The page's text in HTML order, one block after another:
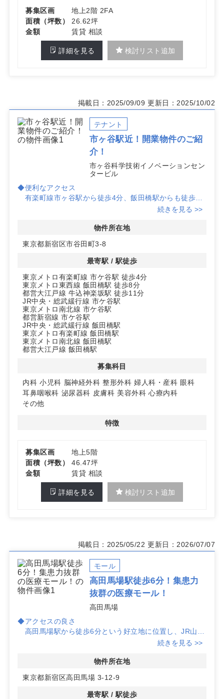
募集区画
地上2階 2FA
面積（坪数）
26.62坪
金額
賃貸 相談
詳細を見る 検討リスト追加
掲載日：2025/09/09 更新日：2025/10/02
テナント
市ヶ谷駅近！開業物件のご紹
介！
市ヶ谷科学技術イノベーションセン
タービル
◆便利なアクセス
有楽町線市ヶ谷駅から徒歩4分、飯田橋駅からも徒歩8
分という好立地です。患者様にとっても通いやすい場所
5階フロアに46坪の広さを確保しています。
クリニックとしての多様なレイアウトが可能で、患者様
◆市ヶ谷科学技術イノベーションセンタービル
このビルは地域のランドマークであり、視認性も高く、
クリニック開業には最適です。
詳細はお問い合わせください！
続きを見る >>
物件所在地
東京都新宿区市谷田町3-8
最寄駅 / 駅徒歩
東京メトロ有楽町線 市ケ谷駅 徒歩4分
東京メトロ東西線 飯田橋駅 徒歩8分
都営大江戸線 牛込神楽坂駅 徒歩11分
JR中央・総武緩行線 市ケ谷駅
東京メトロ南北線 市ケ谷駅
都営新宿線 市ケ谷駅
JR中央・総武緩行線 飯田橋駅
東京メトロ有楽町線 飯田橋駅
東京メトロ南北線 飯田橋駅
都営大江戸線 飯田橋駅
募集科目
内科 小児科 脳神経外科 整形外科 婦人科・産科 眼科
耳鼻咽喉科 泌尿器科 皮膚科 美容外科 心療内科
その他
特徴
募集区画
地上5階
面積（坪数）
46.47坪
金額
賃貸 相談
詳細を見る 検討リスト追加
掲載日：2025/05/22 更新日：2026/07/07
モール
高田馬場駅徒歩6分！集患力
抜群の医療モール！
高田馬場
◆アクセスの良さ
高田馬場駅から徒歩6分という好立地に位置し、JR山手
線や西武新宿線、東京メトロ東西線の利用が可能です。
◆多彩な診療科目対応
内科、小児科、脳神経外科、整形外科、婦人科・産科、
続きを見る >>
物件所在地
東京都新宿区高田馬場 3-12-9
最寄駅 / 駅徒歩